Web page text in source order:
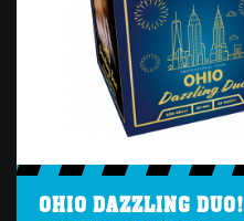
OHIO DAZZLING DUO!